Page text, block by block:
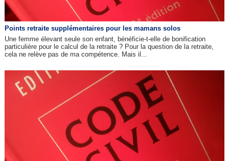
Points retraite supplémentaires pour les mamans solos
Une femme élevant seule son enfant, bénéficie-t-elle de bonification
particulière pour le calcul de la retraite ? Pour la question de la retraite,
cela ne relève pas de ma compétence. Mais il...